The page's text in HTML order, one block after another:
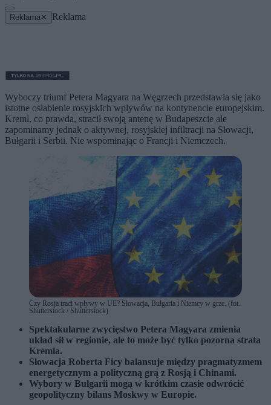
Reklama ✕ Reklama
Wyboczy triumf Petera Magyara na Węgrzech przedstawia się jako
istotne osłabienie rosyjskich wpływów na kontynencie europejskim.
Kreml, co prawda, stracił swoją antenę w Budapeszcie ale
zapominamy jednak o aktywnej, rosyjskiej infiltracji na Słowacji,
Bułgarii i Serbii. Nie wspominając o Francji i Niemczech.
Czy Rosja traci wpływy w UE? Słowacja, Bułgaria i Niemcy w grze. (fot.
Shutterstock / Shutterstock)
Spektakularne zwycięstwo Petera Magyara zmienia
układ sił w regionie, ale to może być tylko pozorna strata
Kremla.
Słowacja Roberta Ficy balansuje między pragmatyzmem
energetycznym a polityczną grą z Rosją i Chinami.
Wybory w Bułgarii mogą w krótkim czasie odwrócić
geopolityczny bilans Moskwy w Europie.